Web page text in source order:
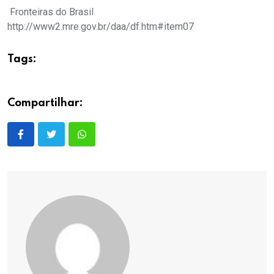
 Fronteiras do Brasil
http://www2.mre.gov.br/daa/df.htm#item07
Tags:
Compartilhar: